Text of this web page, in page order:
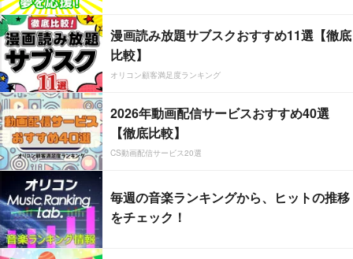
漫画読み放題サブスクおすすめ11選【徹底
比較】
オリコン顧客満足度ランキング
2026年動画配信サービスおすすめ40選
【徹底比較】
CS動画配信サービス20選
毎週の音楽ランキングから、ヒットの推移
をチェック！